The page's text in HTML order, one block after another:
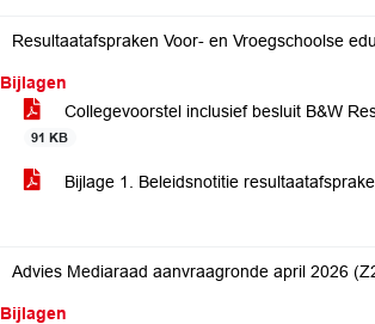
Resultaatafspraken Voor- en Vroegschoolse
Bijlagen
Collegevoorstel inclusief besluit B&W
91 KB
Bijlage 1. Beleidsnotitie
Advies Mediaraad aanvraagronde april 2026
Bijlagen